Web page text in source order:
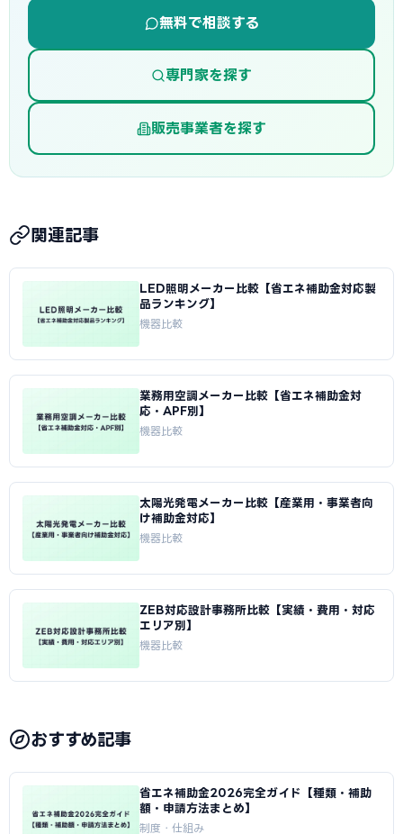
無料で相談する
専門家を探す
販売事業者を探す
関連記事
LED照明メーカー比較【省エネ補助金対応製
品ランキング】
機器比較
業務用空調メーカー比較【省エネ補助金対
応・APF別】
機器比較
太陽光発電メーカー比較【産業用・事業者向
け補助金対応】
機器比較
ZEB対応設計事務所比較【実績・費用・対応
エリア別】
機器比較
おすすめ記事
省エネ補助金2026完全ガイド【種類・補助
額・申請方法まとめ】
制度・仕組み